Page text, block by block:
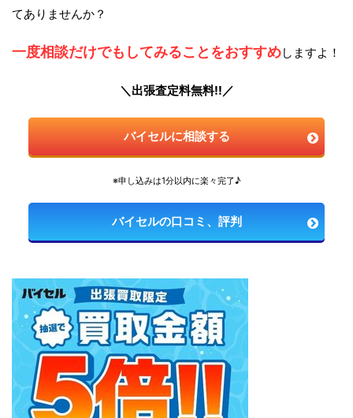
てありませんか？
一度相談だけでもしてみることをおすすめしますよ！
＼出張査定料無料!!／
バイセルに相談する
※申し込みは1分以内に楽々完了♪
バイセルの口コミ、評判